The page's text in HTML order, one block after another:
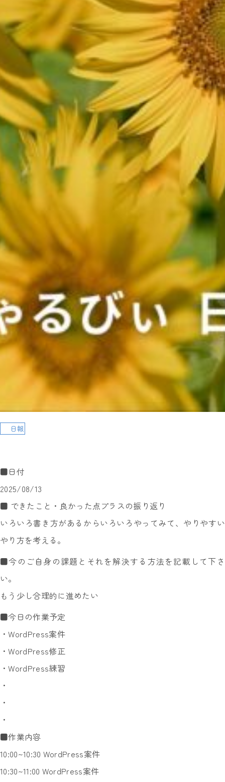
日報
■日付
2025/08/13
■ できたこと・良かった点プラスの振り返り
いろいろ書き方があるからいろいろやってみて、やりやすい
やり方を考える。
■今のご自身の課題とそれを解決する方法を記載して下さ
い。
もう少し合理的に進めたい
■今日の作業予定
・WordPress案件
・WordPress修正
・WordPress練習
・
・
・
■作業内容
10:00~10:30 WordPress案件
10:30~11:00 WordPress案件